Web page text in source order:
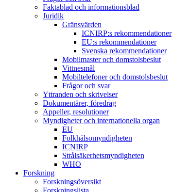
Faktablad och informationsblad
Juridik
Gränsvärden
ICNIRP:s rekommendationer
EU:s rekommendationer
Svenska rekommendationer
Mobilmaster och domstolsbeslut
Vittnesmål
Mobiltelefoner och domstolsbeslut
Frågor och svar
Yttranden och skrivelser
Dokumentärer, föredrag
Appeller, resolutioner
Myndigheter och internationella organ
EU
Folkhälsomyndigheten
ICNIRP
Strålsäkerhetsmyndigheten
WHO
Forskning
Forskningsöversikt
Forskningslista